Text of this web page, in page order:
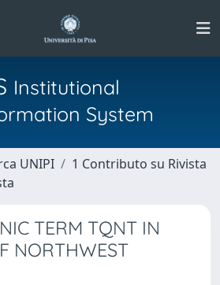
Institutional
System
UNIPI
1 Contributo su Rivista
TERM TQNT IN
NORTHWEST